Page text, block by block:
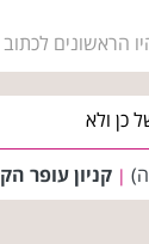
הראשונים
כן ולא
| קניון עופר